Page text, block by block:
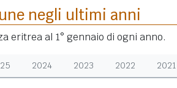
negli ultimi anni
eritrea al 1° gennaio di ogni anno.
2024 2023 2022 2021